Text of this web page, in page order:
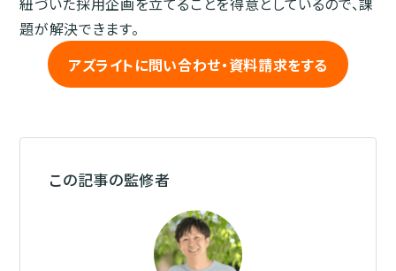
題が解決できます。
アズライトに問い合わせ・資料請求をする
この記事の監修者